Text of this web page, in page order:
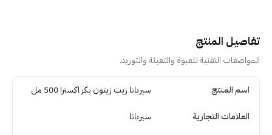
تفاصيل المنتج
المواصفات التقنية للعبوة والتعبئة والتوريد.
اسم المنتج سيريانا زيت زيتون بكر اكسترا 500 مل
العلامات التجارية سيريانا